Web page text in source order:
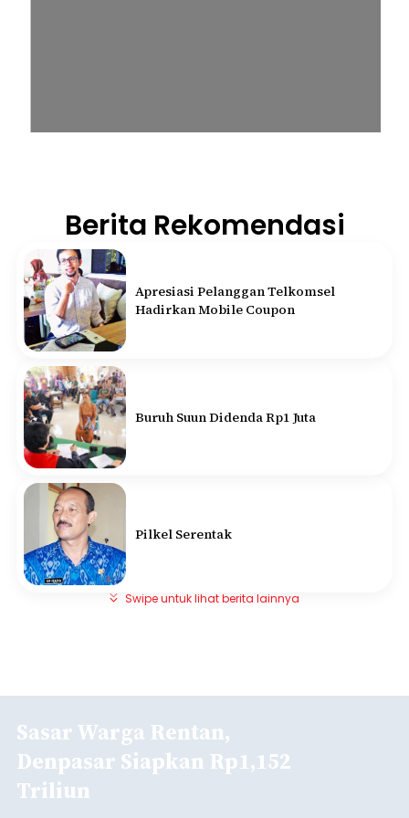
Berita Rekomendasi
Apresiasi Pelanggan Telkomsel
Hadirkan Mobile Coupon
Buruh Suun Didenda Rp1 Juta
Pilkel Serentak
Swipe untuk lihat berita lainnya
Sasar Warga Rentan,
Denpasar Siapkan Rp1,152
Triliun